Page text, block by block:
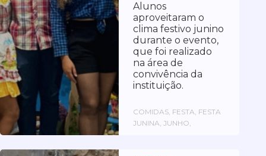
Alunos
aproveitaram o
clima festivo junino
durante o evento,
que foi realizado
na área de
convivência da
instituição.
COMIDAS, FESTA, FESTA
JUNINA, JUNHO,